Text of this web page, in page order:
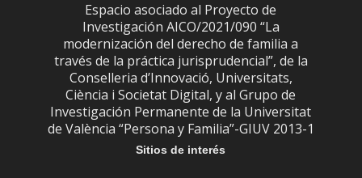
Espacio asociado al Proyecto de
Investigación AICO/2021/090 “La
modernización del derecho de familia a
través de la práctica jurisprudencial”, de la
Conselleria d’Innovació, Universitats,
Ciència i Societat Digital, y al Grupo de
Investigación Permanente de la Universitat
de València “Persona y Familia”-GIUV 2013-1
Sitios de interés